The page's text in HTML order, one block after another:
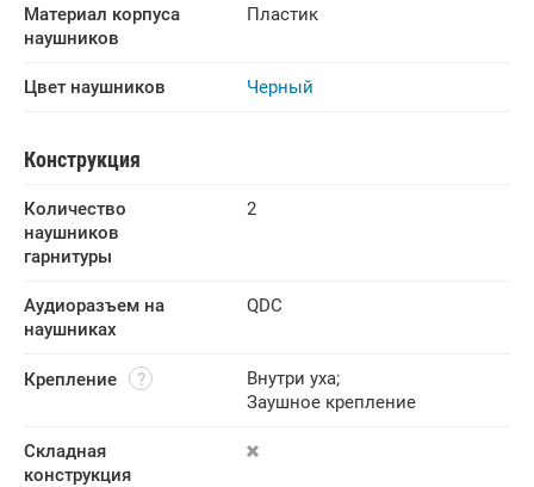
Материал корпуса
наушников
Пластик
Цвет наушников Черный
Конструкция
Количество
наушников
гарнитуры
2
Аудиоразъем на
наушниках
QDC
Крепление Внутри уха;
Заушное крепление
Складная
конструкция